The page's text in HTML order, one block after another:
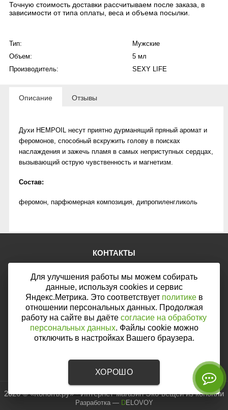
Точную стоимость доставки рассчитываем после заказа, в
зависимости от типа оплаты, веса и объема посылки.
Тип:
Мужские
Объем:
5 мл
Производитель:
SEXY LIFE
Описание Отзывы
Духи HEMPOIL несут приятно дурманящий пряный аромат и
феромонов, способный вскружить голову в поисках
наслаждения и зажечь пламя в самых неприступных сердцах,
вызывающий острую чувственность и магнетизм.
Состав:
феромон, парфюмерная композиция, дипропиленгликоль
КОНТАКТЫ
E-mail:mail@web46.ru
Мы в соцсетях:
Мы принимаем к оплате:
2026 © «Конопъ.ру» - Интернет-магазин Эко-вещей из конопли
Разработка— DELOVOY
Для улучшения работы мы можем собирать
данные, используя cookies и сервис
Яндекс.Метрика. Это соответствует политикев
отношении персональных данных. Продолжая
работу на сайте вы даёте согласие на обработку
персональных данных. Файлы cookie можно
отключить в настройках Вашего браузера.
ХОРОШО